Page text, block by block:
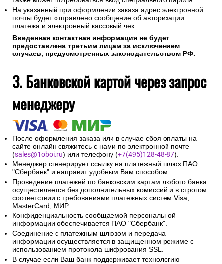
Соединение с платежным шлюзом и передача
информации осуществляется в защищенном режиме с
использованием протокола шифрования SSL.
В случае если Ваш банк поддерживает технологию
безопасного проведения интернет-платежей Verified By
Visa или MasterCard Secure Code для проведения платежа
также может потребоваться ввод специального пароля.
платежа и электронный кассовый чек.
Введенная контактная информация не будет
предоставлена третьим лицам за исключением
случаев, предусмотренных законодательством РФ.
3. Банковской картой через запрос
менеджеру
После оформления заказа или в случае сбоя оплаты на
сайте онлайн свяжитесь с нами по электронной почте
(sales@1oboi.ru) или телефону (
Менеджер сгенерирует ссылку на платежный шлюз ПАО
"Сбербанк" и направит удобным Вам способом.
Проведение платежей по банковским картам любого банка
осуществляется без дополнительных комиссий и в строгом
соответствии с требованиями платежных систем Visa,
MasterCard, МИР.